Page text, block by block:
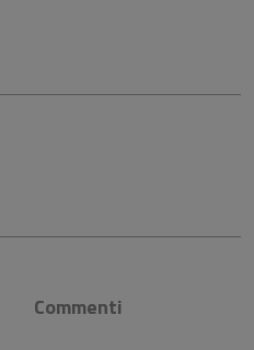
Commenti